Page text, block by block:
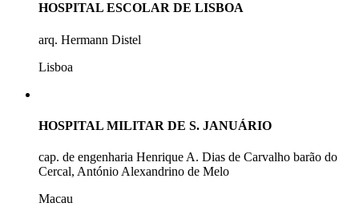
HOSPITAL ESCOLAR DE LISBOA
arq. Hermann Distel
Lisboa
HOSPITAL MILITAR DE S. JANUÁRIO
cap. de engenharia Henrique A. Dias de Carvalho barão do
Cercal, António Alexandrino de Melo
Macau